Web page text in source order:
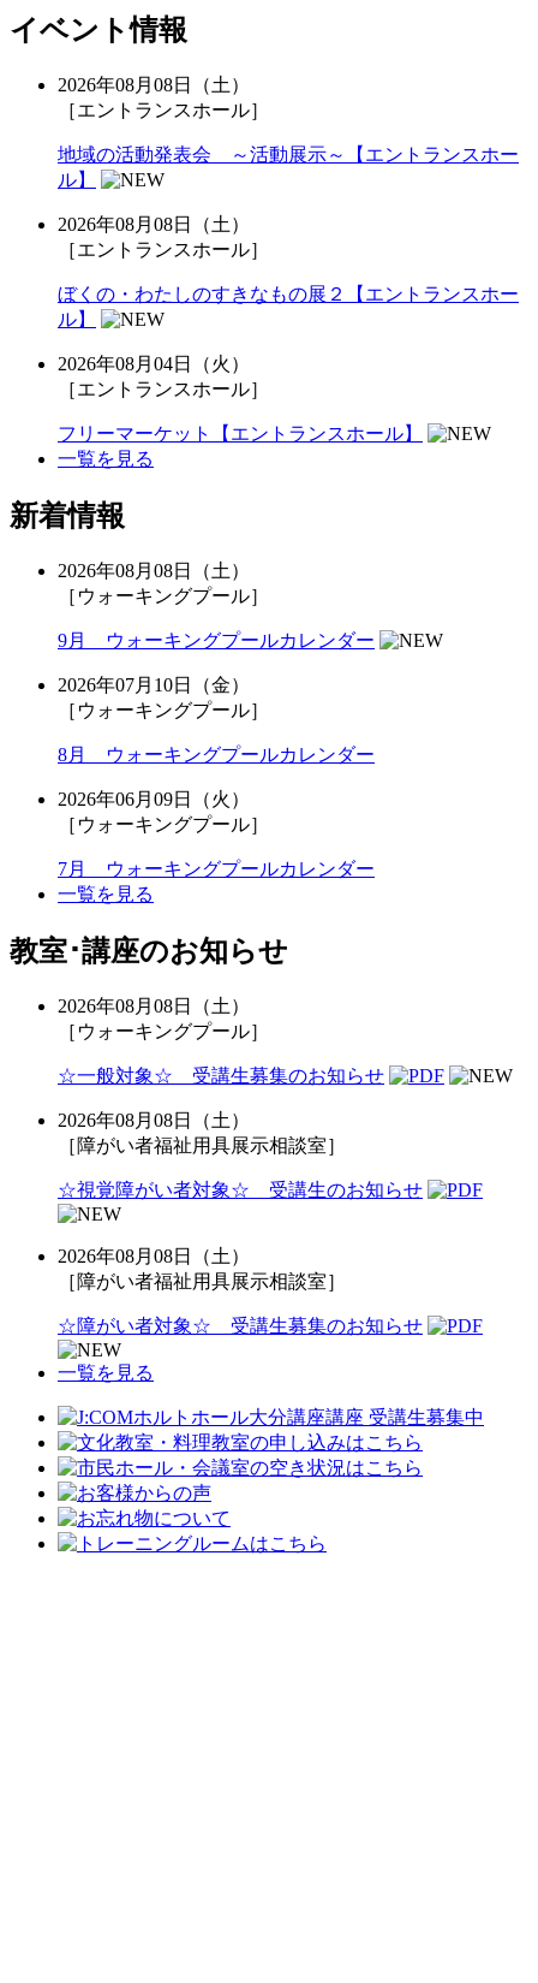
イベント情報
2026年08月08日（土）
［エントランスホール］
地域の活動発表会 ～活動展示～【エントランスホー
ル】
2026年08月08日（土）
［エントランスホール］
ぼくの・わたしのすきなもの展２【エントランスホー
ル】
2026年08月04日（火）
［エントランスホール］
フリーマーケット【エントランスホール】
一覧を見る
新着情報
2026年08月08日（土）
［ウォーキングプール］
9月 ウォーキングプールカレンダー
2026年07月10日（金）
［ウォーキングプール］
8月 ウォーキングプールカレンダー
2026年06月09日（火）
［ウォーキングプール］
7月 ウォーキングプールカレンダー
一覧を見る
教室･講座のお知らせ
2026年08月08日（土）
［ウォーキングプール］
☆一般対象☆ 受講生募集のお知らせ
2026年08月08日（土）
［障がい者福祉用具展示相談室］
☆視覚障がい者対象☆ 受講生のお知らせ
2026年08月08日（土）
［障がい者福祉用具展示相談室］
☆障がい者対象☆ 受講生募集のお知らせ
一覧を見る